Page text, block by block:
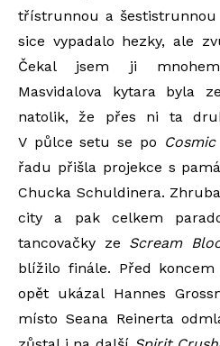
třístrunnou a šestistrunnou
sice vypadalo hezky, ale
Čekal jsem ji
Masvidalova kytara byla
natolik, že přes ni ta
V půlce setu se po Cosmic
řadu přišla projekce s
Chucka Schuldinera.
city a pak celkem
tancovačky ze Scream
blížilo finále. Před
opět ukázal Hannes
místo Seana Reinerta